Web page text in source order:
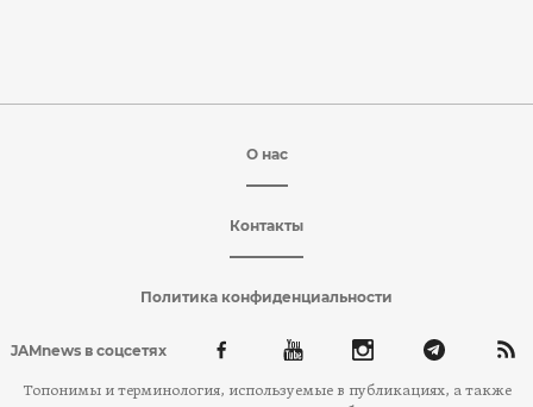
О нас
Контакты
Политика конфиденциальности
JAMnews в соцсетях
Топонимы и терминология, используемые в публикациях, а также